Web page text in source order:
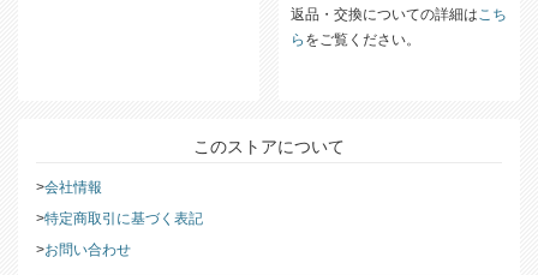
返品・交換についての詳細はこち
ら をご覧ください。
このストアについて
会社情報
特定商取引に基づく表記
お問い合わせ